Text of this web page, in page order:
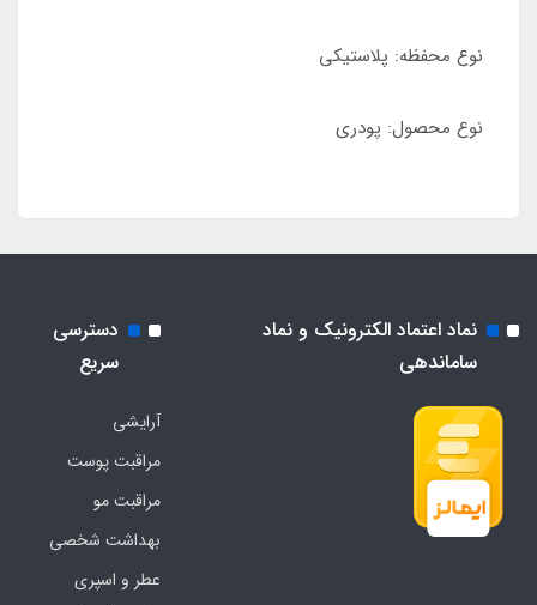
نوع محفظه: پلاستیکی
نوع محصول: پودری
نماد اعتماد الکترونیک و نماد
ساماندهی
دسترسی
سریع
آرایشی
مراقبت پوست
مراقبت مو
بهداشت شخصی
عطر و اسپری